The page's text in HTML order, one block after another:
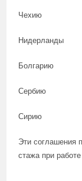
Чехию
Нидерланды
Болгарию
Сербию
Сирию
Эти соглашения
стажа при